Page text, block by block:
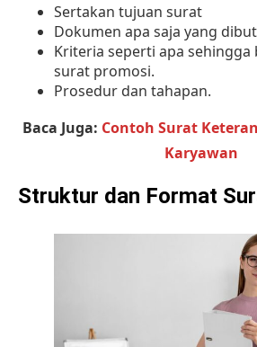
Sertakan tujuan surat
Dokumen apa saja yang
Kriteria seperti apa sehingga
surat promosi.
Prosedur dan tahapan.
Baca Juga: Contoh Surat
Karyawan
Struktur dan Format